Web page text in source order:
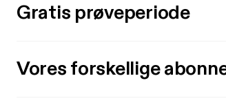
Gratis prøveperiode
Vores forskellige